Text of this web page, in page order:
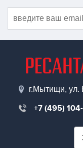
г.Мытищи, ул.
+7 (495)